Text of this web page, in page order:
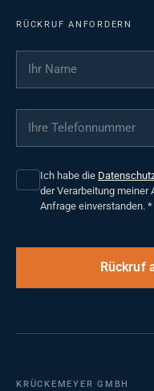
RÜCKRUF ANFORDERN
Ihr Name
Ihre Telefonnummer
Ich habe die
der Verarbeitung meiner
Anfrage einverstanden. *
Rückruf
KRÜCKEMEYER GMBH